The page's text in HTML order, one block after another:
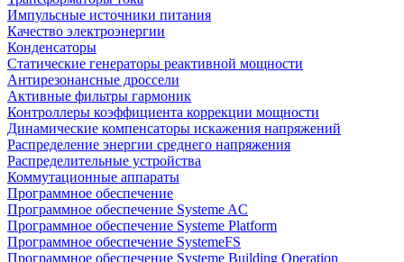
Импульсные источники питания
Качество электроэнергии
Конденсаторы
Статические генераторы реактивной мощности
Антирезонансные дроссели
Активные фильтры гармоник
Контроллеры коэффициента коррекции мощности
Динамические компенсаторы искажения напряжений
Распределение энергии среднего напряжения
Распределительные устройства
Коммутационные аппараты
Программное обеспечение
Программное обеспечение Systeme AC
Программное обеспечение Systeme Platform
Программное обеспечение SystemeFS
Программное обеспечение Systeme Building Operation